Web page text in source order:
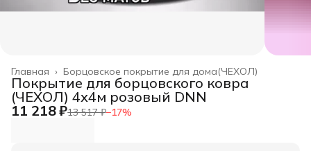
Борцовское покрытие для дома(ЧЕХОЛ)
Главная ›
Покрытие для борцовского ковра
(ЧЕХОЛ) 4х4м розовый DNN
11 218 ₽13 517 ₽−17%